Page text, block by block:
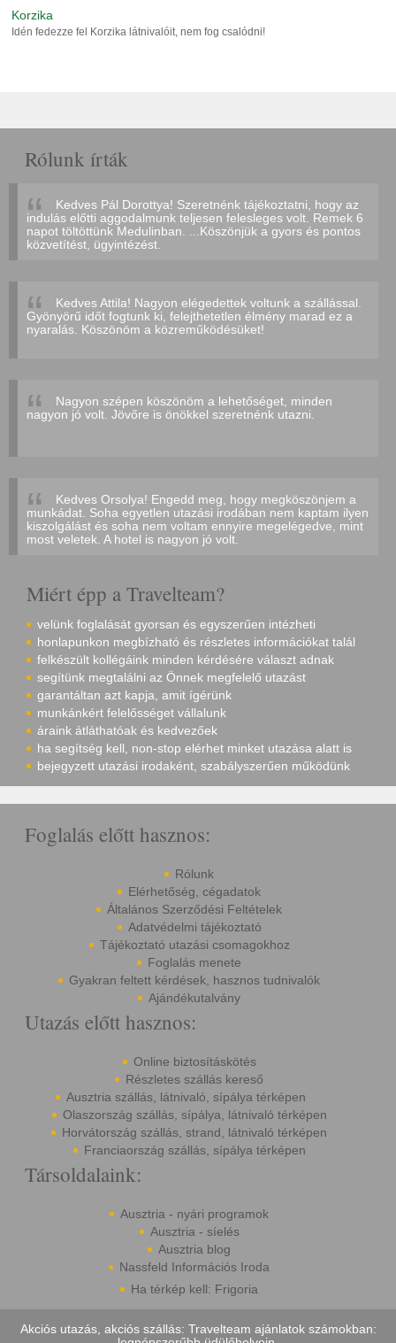
Korzika
Idén fedezze fel Korzika látnivalóit, nem fog csalódni!
Rólunk írták
Kedves Pál Dorottya! Szeretnénk tájékoztatni, hogy az
indulás előtti aggodalmunk teljesen felesleges volt. Remek 6
napot töltöttünk Medulinban. ...Köszönjük a gyors és pontos
közvetítést, ügyintézést.
Kedves Attila! Nagyon elégedettek voltunk a szállással.
Gyönyörű időt fogtunk ki, felejthetetlen élmény marad ez a
nyaralás. Köszönöm a közreműködésüket!
Nagyon szépen köszönöm a lehetőséget, minden
nagyon jó volt. Jövőre is önökkel szeretnénk utazni.
Kedves Orsolya! Engedd meg, hogy megköszönjem a
munkádat. Soha egyetlen utazási irodában nem kaptam ilyen
kiszolgálást és soha nem voltam ennyire megelégedve, mint
most veletek. A hotel is nagyon jó volt.
Miért épp a Travelteam?
velünk foglalását gyorsan és egyszerűen intézheti
honlapunkon megbízható és részletes információkat talál
felkészült kollégáink minden kérdésére választ adnak
segítünk megtalálni az Önnek megfelelő utazást
garantáltan azt kapja, amit ígérünk
munkánkért felelősséget vállalunk
áraink átláthatóak és kedvezőek
ha segítség kell, non-stop elérhet minket utazása alatt is
bejegyzett utazási irodaként, szabályszerűen működünk
Foglalás előtt hasznos:
Rólunk
Elérhetőség, cégadatok
Általános Szerződési Feltételek
Adatvédelmi tájékoztató
Tájékoztató utazási csomagokhoz
Foglalás menete
Gyakran feltett kérdések, hasznos tudnivalók
Ajándékutalvány
Utazás előtt hasznos:
Online biztosításkötés
Részletes szállás kereső
Ausztria szállás, látnivaló, sípálya térképen
Olaszország szállás, sípálya, látnivaló térképen
Horvátország szállás, strand, látnivaló térképen
Franciaország szállás, sípálya térképen
Társoldalaink:
Ausztria - nyári programok
Ausztria - síelés
Ausztria blog
Nassfeld Információs Iroda
Ha térkép kell: Frigoria
Akciós utazás, akciós szállás: Travelteam ajánlatok számokban: